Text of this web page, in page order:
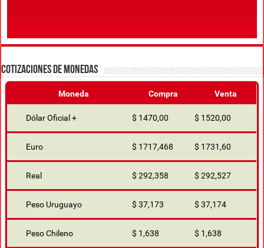
COTIZACIONES DE MONEDAS
Moneda Compra Venta
Dólar Oficial + $ 1470,00 $ 1520,00
Euro $ 1717,468 $ 1731,60
Real $ 292,358 $ 292,527
Peso Uruguayo $ 37,173 $ 37,174
Peso Chileno $ 1,638 $ 1,638